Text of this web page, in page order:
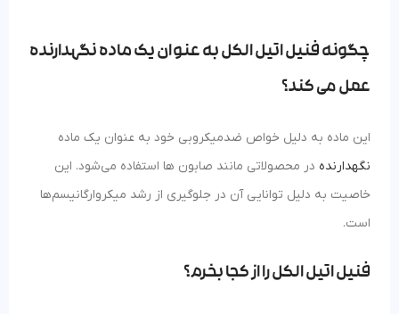
چگونه فنیل اتیل الکل به عنوان یک ماده نگهدارنده
عمل می‌ کند؟
این ماده به دلیل خواص ضدمیکروبی خود به عنوان یک ماده
نگهدارنده در محصولاتی مانند صابون‌ ها استفاده می‌شود. این
خاصیت به دلیل توانایی آن در جلوگیری از رشد میکروارگانیسم‌ها
است​​.
فنیل اتیل الکل را از کجا بخرم؟